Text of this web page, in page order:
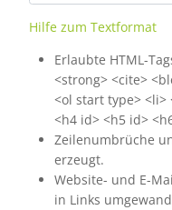
Hilfe zum Textformat
Erlaubte HTML-
<strong> <cite>
<ol start type> <li>
<h4 id> <h5 id>
Zeilenumbrüche
erzeugt.
Website- und E-
in Links